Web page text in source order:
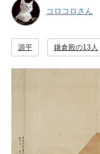
コロコロさん
源平 鎌倉殿の13人